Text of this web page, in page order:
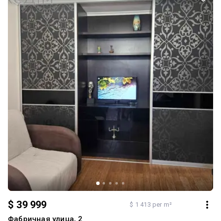
$ 39 999 $ 1 413 per m²
Фабричная улица, 2